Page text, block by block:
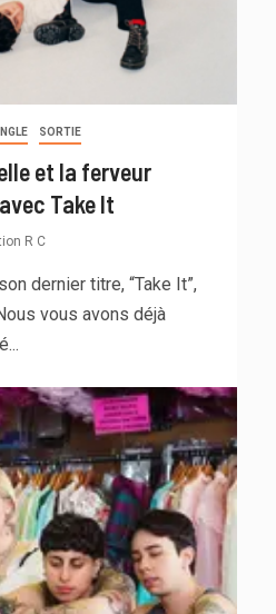
SORTIE
et la ferveur
Take It
R C
dernier titre, “Take It”,
vous avons déjà